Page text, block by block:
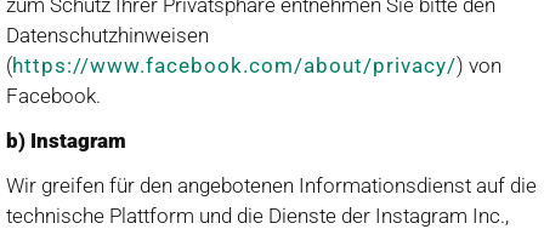
zum Schutz Ihrer Privatsphäre entnehmen Sie bitte den
Datenschutzhinweisen
(https://www.facebook.com/about/privacy/) von
Facebook.
b) Instagram
Wir greifen für den angebotenen Informationsdienst auf die
technische Plattform und die Dienste der Instagram Inc.,